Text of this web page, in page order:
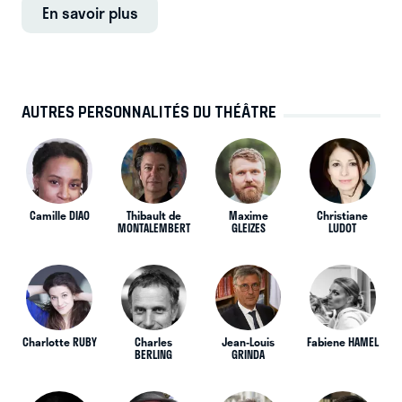
En savoir plus
AUTRES PERSONNALITÉS DU THÉÂTRE
Camille DIAO Thibault de
MONTALEMBERT
Maxime
GLEIZES
Christiane
LUDOT
Charlotte RUBY Charles
BERLING
Jean-Louis
GRINDA
Fabiene HAMEL